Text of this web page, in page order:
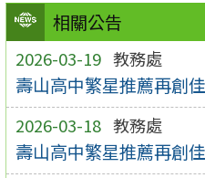
相關公告
2026-03-19 教務處
壽山高中繁星推薦再創
2026-03-18 教務處
壽山高中繁星推薦再創